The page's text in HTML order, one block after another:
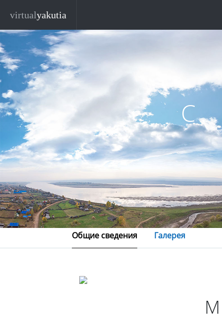
virtualyakutia
С.
Общие сведения Галерея